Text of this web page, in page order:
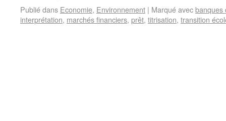
Publié dans Economie, Environnement | Marqué avecbanques
interprétation, marchés financiers, prêt, titrisation, transition